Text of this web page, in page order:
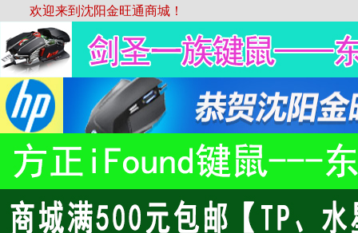
欢迎来到沈阳金旺通商城！